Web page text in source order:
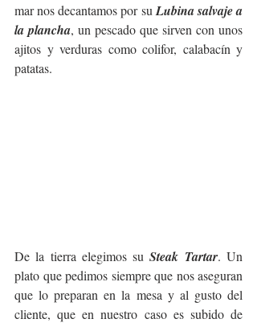
mar nos decantamos por su Lubina salvaje a
la plancha, un pescado que sirven con unos
ajitos y verduras como colifor, calabacín y
patatas.
De la tierra elegimos su Steak Tartar. Un
plato que pedimos siempre que nos aseguran
que lo preparan en la mesa y al gusto del
cliente, que en nuestro caso es subido de